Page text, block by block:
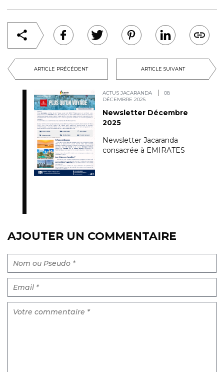
ARTICLE PRÉCÉDENT ARTICLE SUIVANT
ACTUS JACARANDA
08
DÉCEMBRE 2025
Newsletter Décembre
2025
Newsletter Jacaranda
consacrée à EMIRATES
AJOUTER UN COMMENTAIRE